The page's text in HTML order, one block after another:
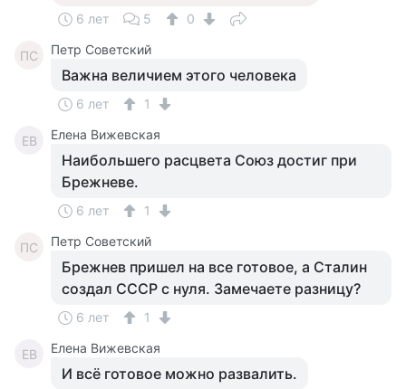
6 лет 5 0
ПС Петр Советский
Важна величием этого человека
6 лет 1
ЕВ Елена Вижевская
Наибольшего расцвета Союз достиг при
Брежневе.
6 лет 1
ПС Петр Советский
Брежнев пришел на все готовое, а Сталин
создал СССР с нуля. Замечаете разницу?
6 лет 1
ЕВ Елена Вижевская
И всё готовое можно развалить.